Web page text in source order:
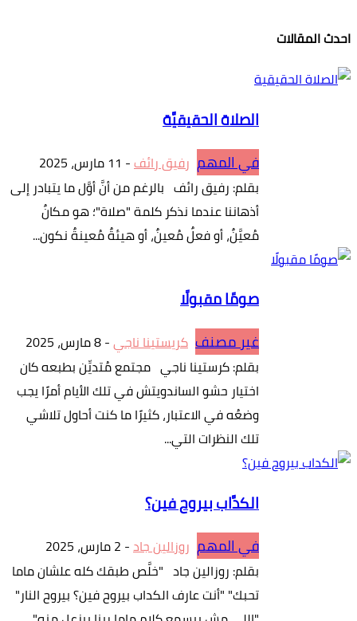
احدث المقالات
الصلاة الحقيقيَّة
في المهم رفيق رائف- 11 مارس، 2025
بقلم: رفيق رائف بالرغم من أنَّ أوَّل ما يتبادر إلى
أذهاننا عندما نذكر كلمة "صلاة"؛ هو مكانٌ
مُعيَّنٌ، أو فعلٌ مُعينٌ، أو هيئةٌ مُعينةٌ نكون...
صومًا مقبولًا
غير مصنف كريستينا ناجي-8 مارس، 2025
بقلم: كرستينا ناجي مجتمع مُتديِّن بطبعه كان
اختيار حشو الساندويتش في تلك الأيام أمرًا يجب
وضعُه في الاعتبار، كثيرًا ما كنت أحاول تلاشي
تلك النظرات التي...
الكدَّاب بيروح فين؟
في المهم روزالين جاد- 2 مارس، 2025
بقلم: روزالين جاد "خلَّص طبقك كله علشان ماما
تحبك" "أنت عارف الكداب بيروح فين؟ بيروح النار"